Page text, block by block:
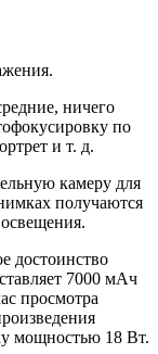
ничего
по
и т. д.
камеру для
получаются
достоинство
7000 мАч
просмотра
мощностью 18 Вт.